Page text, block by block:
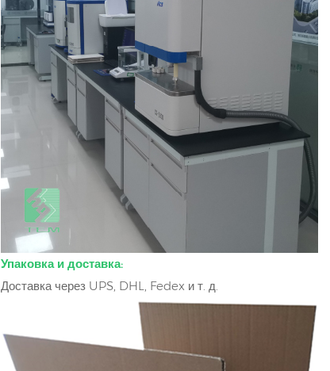
Упаковка и доставка:
Доставка через UPS, DHL, Fedex и т. д.